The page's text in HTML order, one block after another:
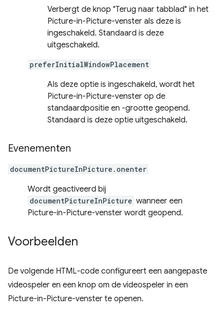
Verbergt de knop "Terug naar tabblad" in het
Picture-in-Picture-venster als deze is
ingeschakeld. Standaard is deze
uitgeschakeld.
preferInitialWindowPlacement
Als deze optie is ingeschakeld, wordt het
Picture-in-Picture-venster op de
standaardpositie en -grootte geopend.
Standaard is deze optie uitgeschakeld.
Evenementen
documentPictureInPicture.onenter
Wordt geactiveerd bij
documentPictureInPicture wanneer een
Picture-in-Picture-venster wordt geopend.
Voorbeelden
De volgende HTML-code configureert een aangepaste
videospeler en een knop om de videospeler in een
Picture-in-Picture-venster te openen.